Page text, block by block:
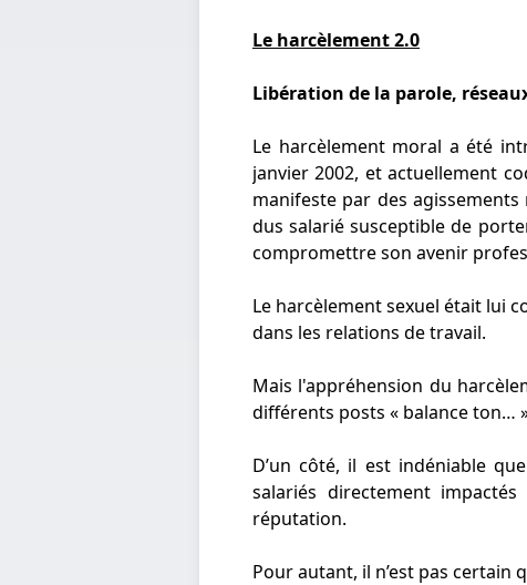
Le harcèlement 2.0
Libération de la parole,
Le harcèlement moral a été
janvier 2002, et actuellement
manifeste par des
dus salarié susceptible de
compromettre son avenir
Le harcèlement sexuel était lui
dans les relations de travail.
Mais l'appréhension du
différents posts « balance ton…
D’un côté, il est indéniable
salariés directement
réputation.
Pour autant, il n’est pas